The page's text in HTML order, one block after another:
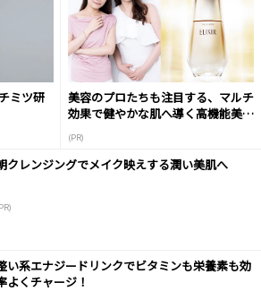
ミツ研
美容のプロたちも注目する、マルチ
効果で健やかな肌へ導く高機能美容
(PR)
クレンジングでメイク映えする潤い美肌へ
い系エナジードリンクでビタミンも栄養素も効
よくチャージ！